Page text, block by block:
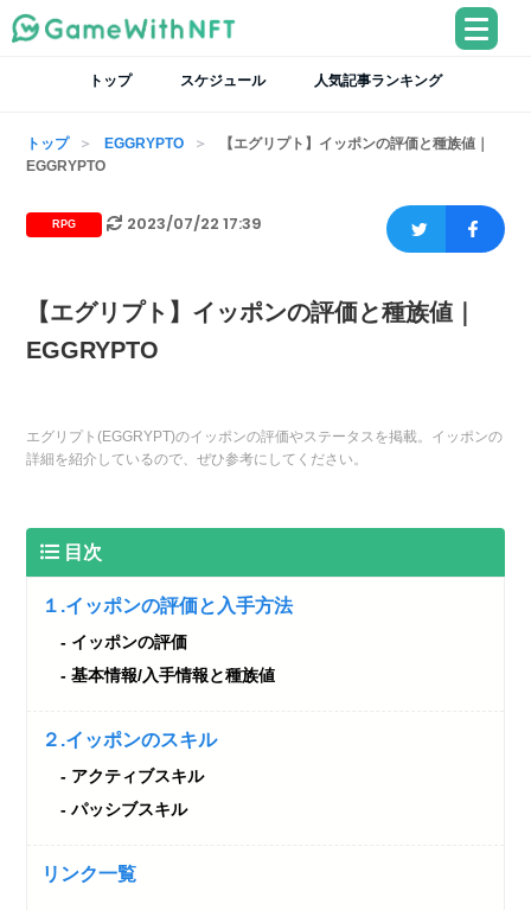
トップ スケジュール 人気記事ランキング
トップ EGGRYPTO
【エグリプト】イッポンの評価と種族値｜
EGGRYPTO
RPG 2023/07/22 17:39
【エグリプト】イッポンの評価と種族値｜
EGGRYPTO
エグリプト(EGGRYPT)のイッポンの評価やステータスを掲載。イッポンの
詳細を紹介しているので、ぜひ参考にしてください。
目次
１.イッポンの評価と入手方法
イッポンの評価
基本情報/入手情報と種族値
２.イッポンのスキル
アクティブスキル
パッシブスキル
リンク一覧